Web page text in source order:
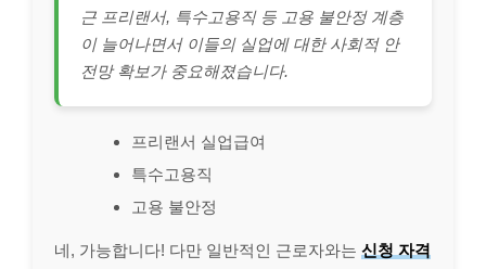
근 프리랜서, 특수고용직 등 고용 불안정 계층
이 늘어나면서 이들의 실업에 대한 사회적 안
전망 확보가 중요해졌습니다.
프리랜서 실업급여
특수고용직
고용 불안정
네, 가능합니다! 다만 일반적인 근로자와는 신청 자격